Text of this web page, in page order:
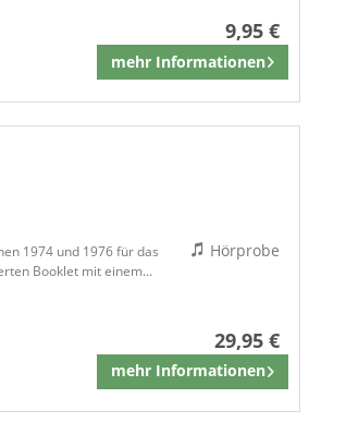
9,95 €
mehr Informationen
Merken
1974 und 1976 für das
Booklet mit einem...
29,95 €
mehr Informationen
Merken
Hörprobe